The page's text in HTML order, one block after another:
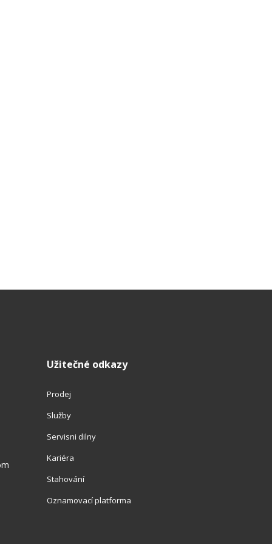
Užitečné odkazy
Prodej
Služby
Servisni dilny
Kariéra
Stahování
Oznamovací platforma